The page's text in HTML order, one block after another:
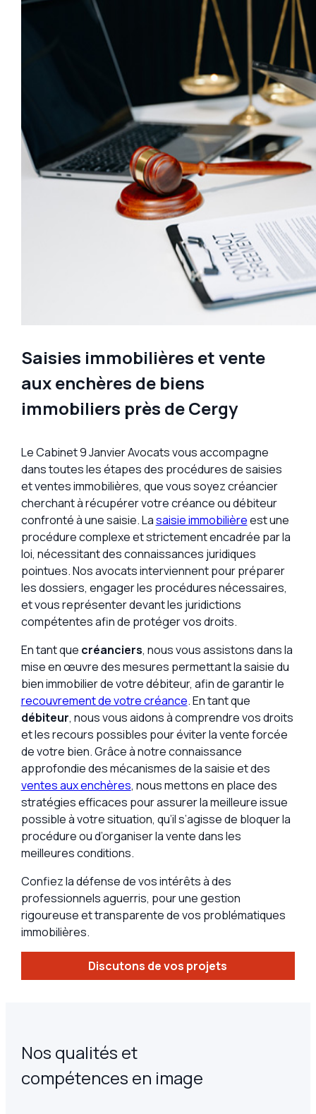
Saisies immobilières et vente
aux enchères de biens
immobiliers près de Cergy
Le Cabinet 9 Janvier Avocats vous accompagne
dans toutes les étapes des procédures de saisies
et ventes immobilières, que vous soyez créancier
cherchant à récupérer votre créance ou débiteur
confronté à une saisie. Lasaisie immobilièreest une
procédure complexe et strictement encadrée par la
loi, nécessitant des connaissances juridiques
pointues. Nos avocats interviennent pour préparer
les dossiers, engager les procédures nécessaires,
et vous représenter devant les juridictions
compétentes afin de protéger vos droits.
En tant que créanciers, nous vous assistons dans la
mise en œuvre des mesures permettant la saisie du
bien immobilier de votre débiteur, afin de garantir le
recouvrement de votre créance. En tant que
débiteur, nous vous aidons à comprendre vos droits
et les recours possibles pour éviter la vente forcée
de votre bien. Grâce à notre connaissance
approfondie des mécanismes de la saisie et des
ventes aux enchères, nous mettons en place des
stratégies efficaces pour assurer la meilleure issue
possible à votre situation, qu’il s’agisse de bloquer la
procédure ou d’organiser la vente dans les
meilleures conditions.
Confiez la défense de vos intérêts à des
professionnels aguerris, pour une gestion
rigoureuse et transparente de vos problématiques
immobilières.
Discutons de vos projets
Nos qualités et
compétences en image